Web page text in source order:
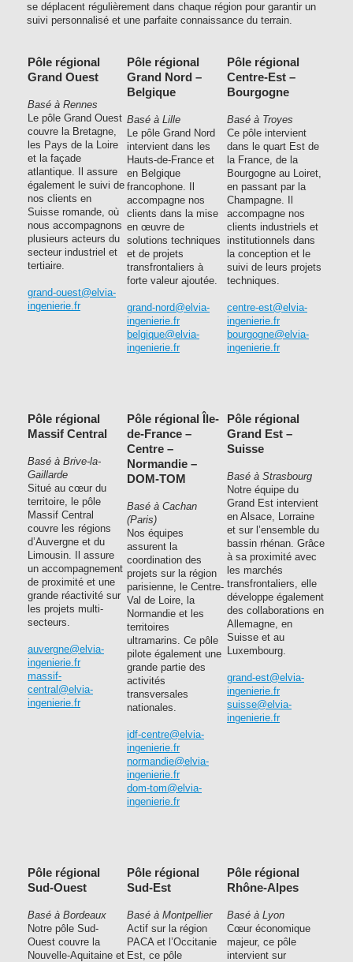
se déplacent régulièrement dans chaque région pour garantir un
suivi personnalisé et une parfaite connaissance du terrain.
Pôle régional
Grand Ouest
Basé à Rennes
Le pôle Grand Ouest
couvre la Bretagne,
les Pays de la Loire
et la façade
atlantique. Il assure
également le suivi de
nos clients en
Suisse romande, où
nous accompagnons
plusieurs acteurs du
secteur industriel et
tertiaire.
grand-ouest@elvia-
ingenierie.fr
Pôle régional
Grand Nord –
Belgique
Basé à Lille
Le pôle Grand Nord
intervient dans les
Hauts-de-France et
en Belgique
francophone. Il
accompagne nos
clients dans la mise
en œuvre de
solutions techniques
et de projets
transfrontaliers à
forte valeur ajoutée.
grand-nord@elvia-
ingenierie.fr
belgique@elvia-
ingenierie.fr
Pôle régional
Centre-Est –
Bourgogne
Basé à Troyes
Ce pôle intervient
dans le quart Est de
la France, de la
Bourgogne au Loiret,
en passant par la
Champagne. Il
accompagne nos
clients industriels et
institutionnels dans
la conception et le
suivi de leurs projets
techniques.
centre-est@elvia-
ingenierie.fr
bourgogne@elvia-
ingenierie.fr
Pôle régional
Massif Central
Basé à Brive-la-
Gaillarde
Situé au cœur du
territoire, le pôle
Massif Central
couvre les régions
d’Auvergne et du
Limousin. Il assure
un accompagnement
de proximité et une
grande réactivité sur
les projets multi-
secteurs.
auvergne@elvia-
ingenierie.fr
massif-
central@elvia-
ingenierie.fr
Pôle régional Île-
de-France –
Centre –
Normandie –
DOM-TOM
Basé à Cachan
(Paris)
Nos équipes
assurent la
coordination des
projets sur la région
parisienne, le Centre-
Val de Loire, la
Normandie et les
territoires
ultramarins. Ce pôle
pilote également une
grande partie des
activités
transversales
nationales.
idf-centre@elvia-
ingenierie.fr
normandie@elvia-
ingenierie.fr
dom-tom@elvia-
ingenierie.fr
Pôle régional
Grand Est –
Suisse
Basé à Strasbourg
Notre équipe du
Grand Est intervient
en Alsace, Lorraine
et sur l’ensemble du
bassin rhénan. Grâce
à sa proximité avec
les marchés
transfrontaliers, elle
développe également
des collaborations en
Allemagne, en
Suisse et au
Luxembourg.
grand-est@elvia-
ingenierie.fr
suisse@elvia-
ingenierie.fr
Pôle régional
Sud-Ouest
Basé à Bordeaux
Notre pôle Sud-
Ouest couvre la
Nouvelle-Aquitaine et
Pôle régional
Sud-Est
Basé à Montpellier
Actif sur la région
PACA et l’Occitanie
Est, ce pôle
Pôle régional
Rhône-Alpes
Basé à Lyon
Cœur économique
majeur, ce pôle
intervient sur